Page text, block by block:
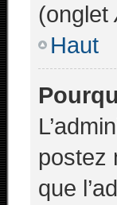
(onglet
Haut
postez
que